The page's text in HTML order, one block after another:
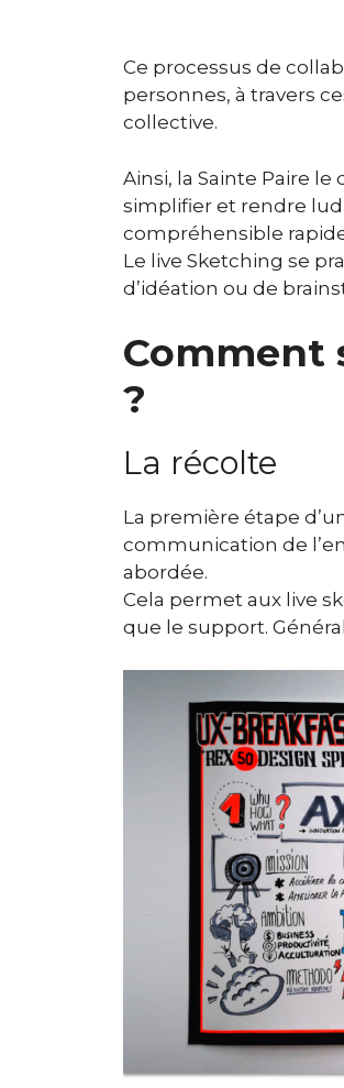
Ce processus de
personnes, à travers
collective.
Ainsi, la Sainte Paire
simplifier et rendre
compréhensible
Le live Sketching se
d’idéation ou de
Comment
?
La récolte
La première étape
communication de
abordée.
Cela permet aux live
que le support.